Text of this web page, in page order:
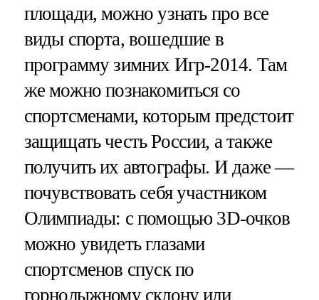
площади, можно узнать про все
виды спорта, вошедшие в
программу зимних Игр-2014. Там
же можно познакомиться со
спортсменами, которым предстоит
защищать честь России, а также
получить их автографы. И даже —
почувствовать себя участником
Олимпиады: с помощью 3D-очков
можно увидеть глазами
спортсменов спуск по
горнолыжному склону или